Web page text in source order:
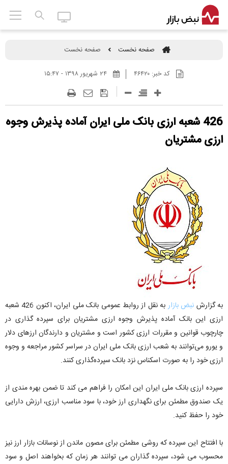
صفحه نخست صفحه نخست
کد خبر:۴۶۴۲۰ ۲۴ شهريور ۱۳۹۸ - ۱۵:۴۷
426 شعبه ارزی بانک ملی ایران آماده پذیرش وجوه
ارزی مشتریان
به گزارش نبض بازار
به نقل از روابط عمومی بانک ملی ایران، اکنون 426 شعبه
ارزی این بانک آماده پذیرش وجوه ارزی مشتریان برای سپرده گذاری در
چارچوب قوانین و مقررات ارزی کشور است و مشتریان و دارندگان ارزهای دلار
و یورو می‌توانند به شعب ارزی بانک ملی ایران در سراسر کشور مراجعه و وجوه
ارزی خود را به صورت اسکناس نزد بانک سپرده‌گذاری کنند.
سپرده ارزی بانک ملی ایران این امکان را فراهم می کند تا ضمن بهره مندی از
یک صندوق مطمئن برای نگهداری ارز خود، با سود مناسب ارزی، ارزش دارایی
خود را حفظ کنید.
با افتتاح این سپرده که روشی مطمئن برای مصون ماندن از نوسانات بازار ارز نیز
محسوب می شود، سپرده گذاران می توانند هر زمان که بخواهند اصل و سود